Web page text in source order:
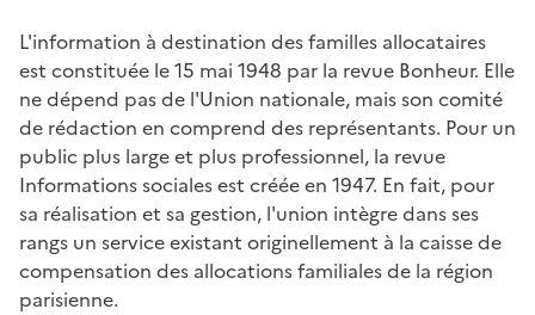
L'information à destination des familles allocataires
est constituée le 15 mai 1948 par la revue Bonheur. Elle
ne dépend pas de l'Union nationale, mais son comité
de rédaction en comprend des représentants. Pour un
public plus large et plus professionnel, la revue
Informations socialesest créée en 1947. En fait, pour
sa réalisation et sa gestion, l'union intègre dans ses
rangs un service existant originellement à la caisse de
compensation des allocations familiales de la région
parisienne.